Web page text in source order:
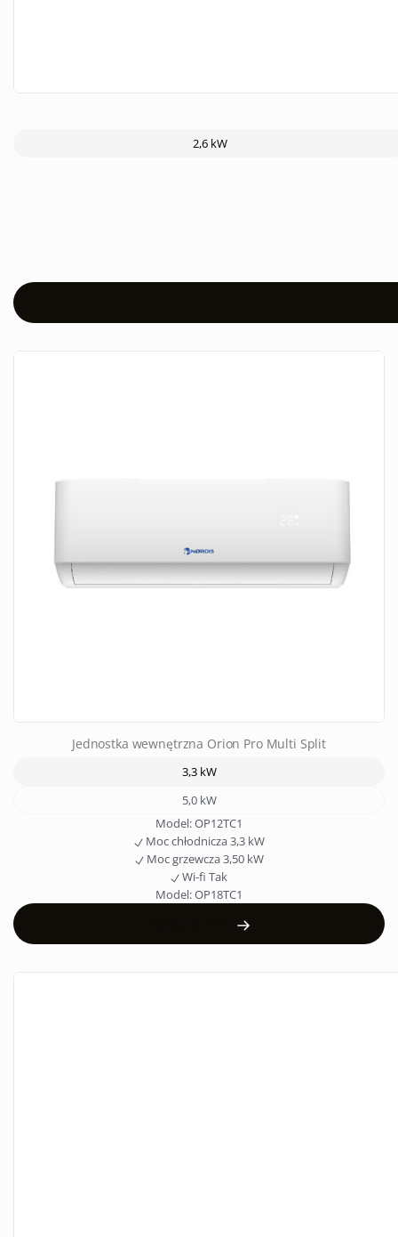
2,6 kW
Jednostka wewnętrzna Orion Pro Multi Split
3,3 kW
5,0 kW
Model:OP12TC1
Moc chłodnicza3,3 kW
Moc grzewcza3,50 kW
Wi-fi Tak
Model:OP18TC1